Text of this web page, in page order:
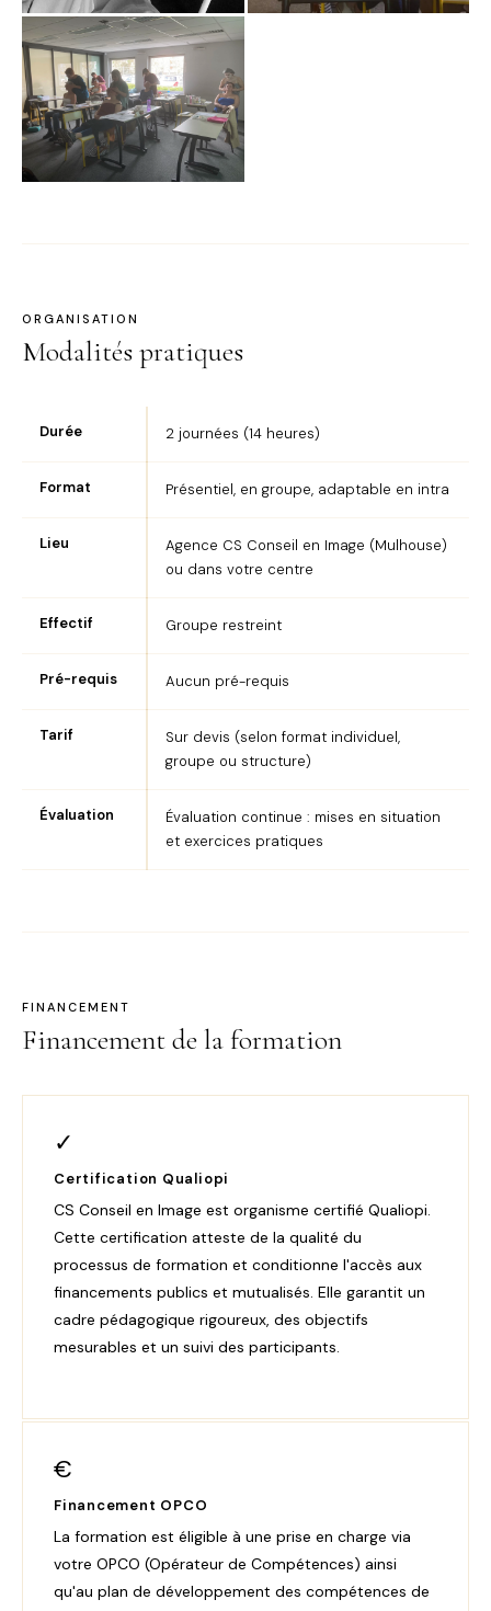
ORGANISATION
Modalités pratiques
Durée 2 journées (14 heures)
Format Présentiel, en groupe, adaptable en intra
Lieu
Agence CS Conseil en Image (Mulhouse)
ou dans votre centre
Effectif Groupe restreint
Pré-requis Aucun pré-requis
Tarif
Sur devis (selon format individuel,
groupe ou structure)
Évaluation
Évaluation continue : mises en situation
et exercices pratiques
FINANCEMENT
Financement de la formation
✓
Certification Qualiopi
CS Conseil en Image est organisme certifié Qualiopi.
Cette certification atteste de la qualité du
processus de formation et conditionne l'accès aux
financements publics et mutualisés. Elle garantit un
cadre pédagogique rigoureux, des objectifs
mesurables et un suivi des participants.
€
Financement OPCO
La formation est éligible à une prise en charge via
votre OPCO (Opérateur de Compétences) ainsi
qu'au plan de développement des compétences de